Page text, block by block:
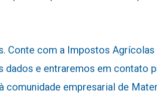
com a Impostos Agrícolas
e entraremos em contato
comunidade empresarial de